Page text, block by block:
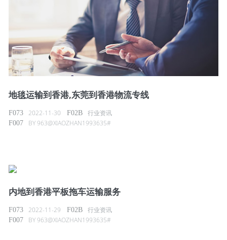
地毯运输到香港,东莞到香港物流专线
2022-11-30
行业资讯
BY963@XIAOZHAN1993635#
内地到香港平板拖车运输服务
2022-11-29
行业资讯
BY963@XIAOZHAN1993635#